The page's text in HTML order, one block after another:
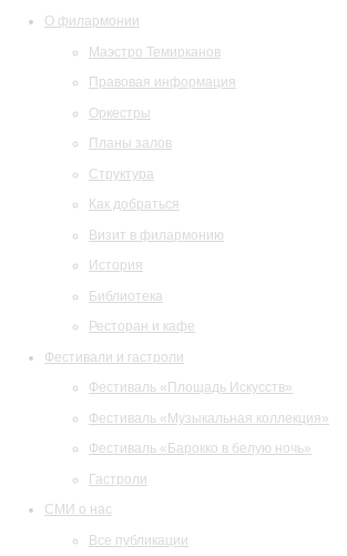
О филармонии
Маэстро Темирканов
Правовая информация
Оркестры
Планы залов
Структура
Как добраться
Визит в филармонию
История
Библиотека
Ресторан и кафе
Фестивали и гастроли
Фестиваль «Площадь Искусств»
Фестиваль «Музыкальная коллекция»
Фестиваль «Барокко в белую ночь»
Гастроли
СМИ о нас
Все публикации